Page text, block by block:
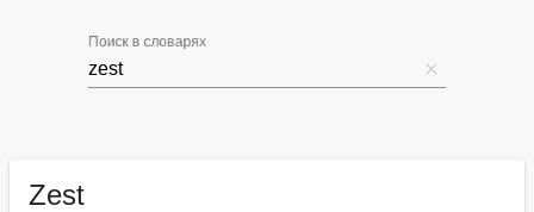
Поиск в словарях
Zest